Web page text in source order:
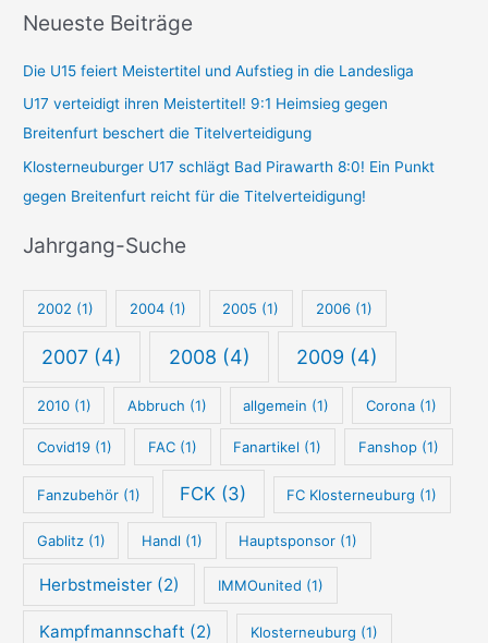
Neueste Beiträge
Die U15 feiert Meistertitel und Aufstieg in die Landesliga
U17 verteidigt ihren Meistertitel! 9:1 Heimsieg gegen
Breitenfurt beschert die Titelverteidigung
Klosterneuburger U17 schlägt Bad Pirawarth 8:0! Ein Punkt
gegen Breitenfurt reicht für die Titelverteidigung!
Jahrgang-Suche
2002 (1) 2004 (1) 2005 (1) 2006(1)
2007 (4) 2008 (4) 2009 (4)
2010(1) Abbruch (1) allgemein (1) Corona(1)
Covid19(1) FAC (1) Fanartikel (1) Fanshop(1)
Fanzubehör(1) FCK (3) FC Klosterneuburg (1)
Gablitz(1) Handl (1) Hauptsponsor (1)
Herbstmeister(2) IMMOunited (1)
Kampfmannschaft (2) Klosterneuburg (1)
T
m
-
S
u
h
e
Z
t
p
u
n
t
-